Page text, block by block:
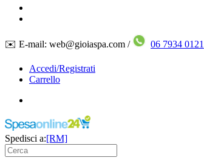
✉️ E-mail: web@gioiaspa.com / 06 7934 0121
Accedi/Registrati
Carrello
Spedisci a:[RM]